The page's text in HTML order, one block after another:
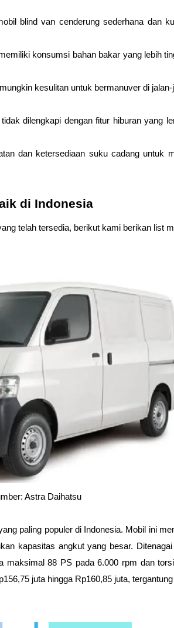
blind van cenderung sederhana dan
konsumsi bahan bakar yang lebih
kesulitan untuk bermanuver di
dilengkapi dengan fitur hiburan yang
dan ketersediaan suku cadang untuk
di Indonesia
telah tersedia, berikut kami berikan list
Astra Daihatsu
paling populer di Indonesia. Mobil ini
kapasitas angkut yang besar.
maksimal 88 PS pada 6.000 rpm dan
juta hingga Rp160,85 juta,